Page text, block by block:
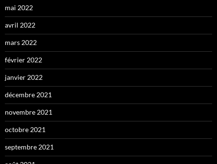
mai 2022
avril 2022
mars 2022
février 2022
janvier 2022
décembre 2021
novembre 2021
octobre 2021
septembre 2021